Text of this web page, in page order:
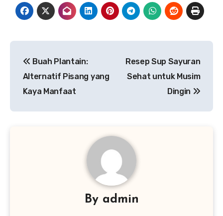
pos
Buah Plantain:
Alternatif Pisang yang
Kaya Manfaat
Resep Sup Sayuran
Sehat untuk Musim
Dingin
By admin